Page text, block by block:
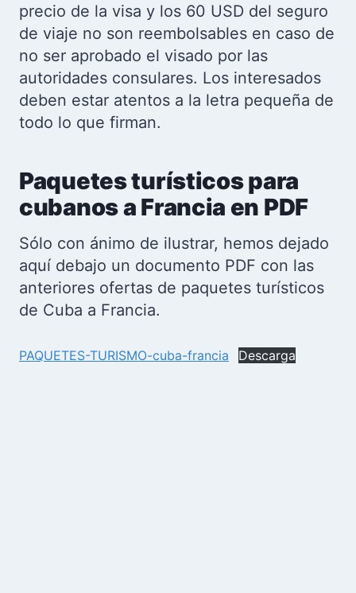
precio de la visa y los 60 USD del seguro
de viaje no son reembolsables en caso de
no ser aprobado el visado por las
autoridades consulares. Los interesados
deben estar atentos a la letra pequeña de
todo lo que firman.
Paquetes turísticos para
cubanos a Francia en PDF
Sólo con ánimo de ilustrar, hemos dejado
aquí debajo un documento PDF con las
anteriores ofertas de paquetes turísticos
de Cuba a Francia.
PAQUETES-TURISMO-cuba-francia Descarga